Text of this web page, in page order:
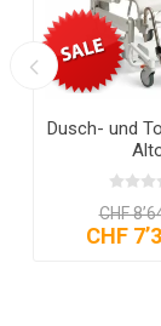
Dusch- und
CHF
CHF